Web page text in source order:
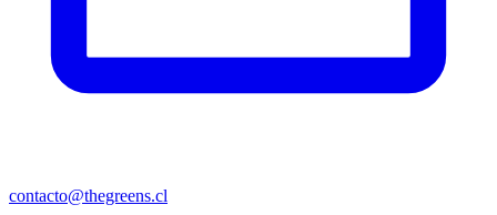
contacto@thegreens.cl